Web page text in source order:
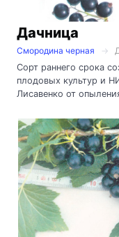
Дачница
Смородина черная
Сорт раннего срока
плодовых культур и
Лисавенко от